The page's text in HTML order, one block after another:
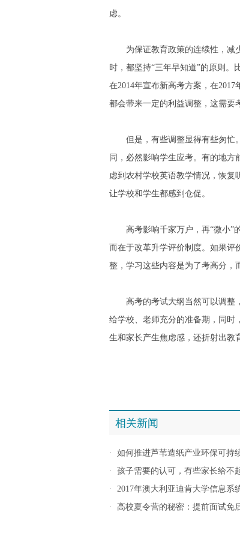
虑。
为保证教育政策的连续性，减少
时，都坚持“三年早知道”的原则。
在2014年宣布新高考方案，在
都会带来一定的利益调整，这需要
但是，有些调整显得有些匆忙。
同，必然影响学生应考。有的地
虑到农村学校英语教学情况，恢复
让学校和学生都感到仓促。
高考影响千家万户，再“微小”的
而在于改革升学评价制度。如果评
整，学习这些内容是为了考高分，
高考的考试大纲当然可以调整，
给学校、老师充分的准备期，同时
生和家长产生焦虑感，还折射出教
相关新闻
· 如何推进芦苇造纸产业环保可持
· 孩子需要的认可，有些家长给不
· 2017年澳大利亚迪肯大学信息系
· 高校夏令营的秘密：提前面试免